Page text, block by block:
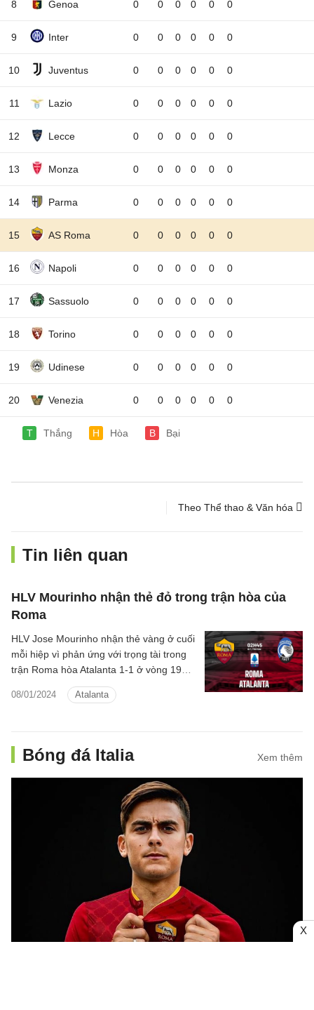
8 Genoa 0 0 0 0 0 0
9 Inter 0 0 0 0 0 0
10 Juventus 0 0 0 0 0 0
11 Lazio 0 0 0 0 0 0
12 Lecce 0 0 0 0 0 0
13 Monza 0 0 0 0 0 0
14 Parma 0 0 0 0 0 0
15 AS Roma 0 0 0 0 0 0
16 Napoli 0 0 0 0 0 0
17 Sassuolo 0 0 0 0 0 0
18 Torino 0 0 0 0 0 0
19 Udinese 0 0 0 0 0 0
20 Venezia 0 0 0 0 0 0
T Thắng H Hòa B Bại
Theo Thể thao & Văn hóa
Tin liên quan
HLV Mourinho nhận thẻ đỏ trong trận hòa của
Roma
08/01/2024 Atalanta
HLV Jose Mourinho nhận thẻ vàng ở cuối
mỗi hiệp vì phản ứng với trọng tài trong
trận Roma hòa Atalanta 1-1 ở vòng 19
Bóng đá Italia Xem thêm
X